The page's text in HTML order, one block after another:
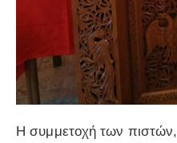
Η συμμετοχή των πιστών,